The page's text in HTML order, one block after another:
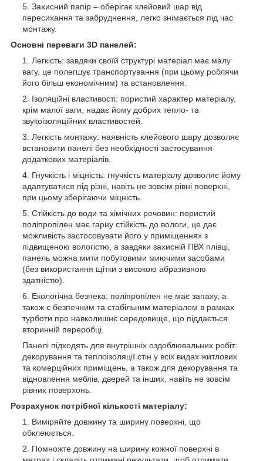
Захисний папір – оберігає клейовий шар від
пересихання та забруднення, легко знімається під час
монтажу.
Основні переваги 3D панелей:
Легкість: завдяки своїй структурі матеріал має малу
вагу, це полегшує транспортування (при цьому роблячи
його більш економічним) та встановлення.
Ізоляційні властивості: пористий характер матеріалу,
крім малої ваги, надає йому добрих тепло- та
звукоізоляційних властивостей.
Легкість монтажу: наявність клейового шару дозволяє
встановити панелі без необхідності застосування
додаткових матеріалів.
Гнучкість і міцність: гнучкість матеріалу дозволяє йому
адаптуватися під різні, навіть не зовсім рівні поверхні,
при цьому зберігаючи міцність.
Стійкість до води та хімічних речовин: пористий
поліпропілен має гарну стійкість до вологи, це дає
можливість застосовувати його у приміщеннях з
підвищеною вологістю, а завдяки захисній ПВХ плівці,
панель можна мити побутовими миючими засобами
(без використання щітки з високою абразивною
здатністю).
Екологічна безпека: поліпропілен не має запаху, а
також є безпечним та стабільним матеріалом в рамках
турботи про навколишнє середовище, що піддається
вторинній переробці.
Панелі підходять для внутрішніх оздоблювальних робіт:
декорування та теплоізоляції стін у всіх видах житлових
та комерційних приміщень, а також для декорування та
відновлення меблів, дверей та інших, навіть не зовсім
рівних поверхонь.
Розрахунок потрібної кількості матеріалу:
Виміряйте довжину та ширину поверхні, що
обклеюється.
Помножте довжину на ширину кожної поверхні в